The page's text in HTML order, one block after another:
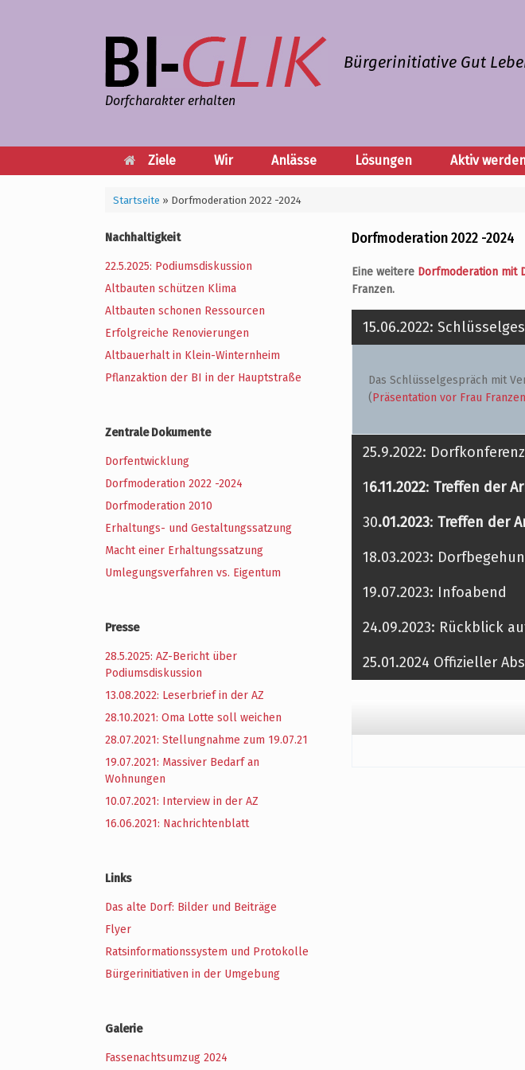
Bürgerinitiative Gut
Dorfcharakter erhalten
Ziele Wir Anlässe Lösungen Aktiv
Startseite » Dorfmoderation 2022 -2024
Dorfmoderation 2022 -2024
Eine weitere Dorfmoderation mit
Franzen.
15.06.2022:
Das Schlüsselgespräch mit
(Präsentation vor Frau Franzen
25.9.2022: Dorfkonferenz
16.11.2022:Treffen der
30.01.2023:Treffen der
18.03.2023:
19.07.2023: Infoabend
24.09.2023: Rückblick
25.01.2024 Offizieller
Nachhaltigkeit
22.5.2025: Podiumsdiskussion
Altbauten schützen Klima
Altbauten schonen Ressourcen
Erfolgreiche Renovierungen
Altbauerhalt in Klein-Winternheim
Pflanzaktion der BI in der Hauptstraße
Zentrale Dokumente
Dorfentwicklung
Dorfmoderation 2022 -2024
Dorfmoderation 2010
Erhaltungs- und Gestaltungssatzung
Macht einer Erhaltungssatzung
Umlegungsverfahren vs. Eigentum
Presse
28.5.2025: AZ-Bericht über
Podiumsdiskussion
13.08.2022: Leserbrief in der AZ
28.10.2021: Oma Lotte soll weichen
28.07.2021: Stellungnahme zum 19.07.21
19.07.2021: Massiver Bedarf an
Wohnungen
10.07.2021: Interview in der AZ
16.06.2021: Nachrichtenblatt
Links
Das alte Dorf: Bilder und Beiträge
Flyer
Ratsinformationssystem und Protokolle
Bürgerinitiativen in der Umgebung
Galerie
Fassenachtsumzug 2024